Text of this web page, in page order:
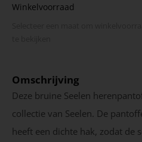
Winkelvoorraad
Omschrijving
Deze bruine Seelen
collectie van Seelen. De
heeft een dichte hak, zodat de